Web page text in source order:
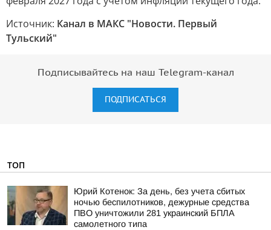
Источник: Канал в МАКС "Новости. Первый
Тульский"
Подписывайтесь на наш Telegram-канал
ПОДПИСАТЬСЯ
ТОП
Юрий Котенок: За день, без учета сбитых
ночью беспилотников, дежурные средства
ПВО уничтожили 281 украинский БПЛА
самолетного типа